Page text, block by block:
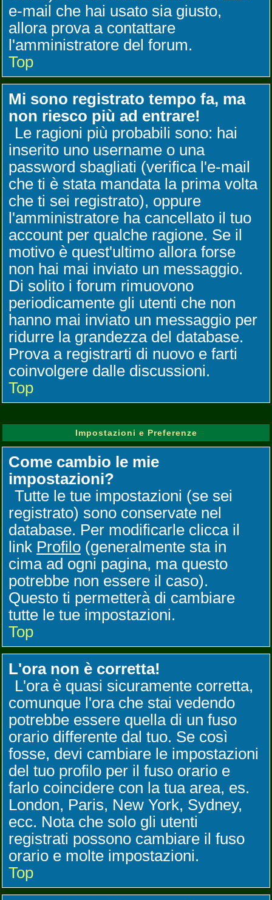
e-mail che hai usato sia giusto,
allora prova a contattare
l'amministratore del forum.
Top
Mi sono registrato tempo fa, ma
non riesco più ad entrare!
Le ragioni più probabili sono: hai
inserito uno username o una
password sbagliati (verifica l'e-mail
che ti è stata mandata la prima volta
che ti sei registrato), oppure
l'amministratore ha cancellato il tuo
account per qualche ragione. Se il
motivo è quest'ultimo allora forse
non hai mai inviato un messaggio.
Di solito i forum rimuovono
periodicamente gli utenti che non
hanno mai inviato un messaggio per
ridurre la grandezza del database.
Prova a registrarti di nuovo e farti
coinvolgere dalle discussioni.
Top
Impostazioni e Preferenze
Come cambio le mie
impostazioni?
Tutte le tue impostazioni (se sei
registrato) sono conservate nel
database. Per modificarle clicca il
link Profilo (generalmente sta in
cima ad ogni pagina, ma questo
potrebbe non essere il caso).
Questo ti permetterà di cambiare
tutte le tue impostazioni.
Top
L'ora non è corretta!
L'ora è quasi sicuramente corretta,
comunque l'ora che stai vedendo
potrebbe essere quella di un fuso
orario differente dal tuo. Se così
fosse, devi cambiare le impostazioni
del tuo profilo per il fuso orario e
farlo coincidere con la tua area, es.
London, Paris, New York, Sydney,
ecc. Nota che solo gli utenti
registrati possono cambiare il fuso
orario e molte impostazioni.
Top